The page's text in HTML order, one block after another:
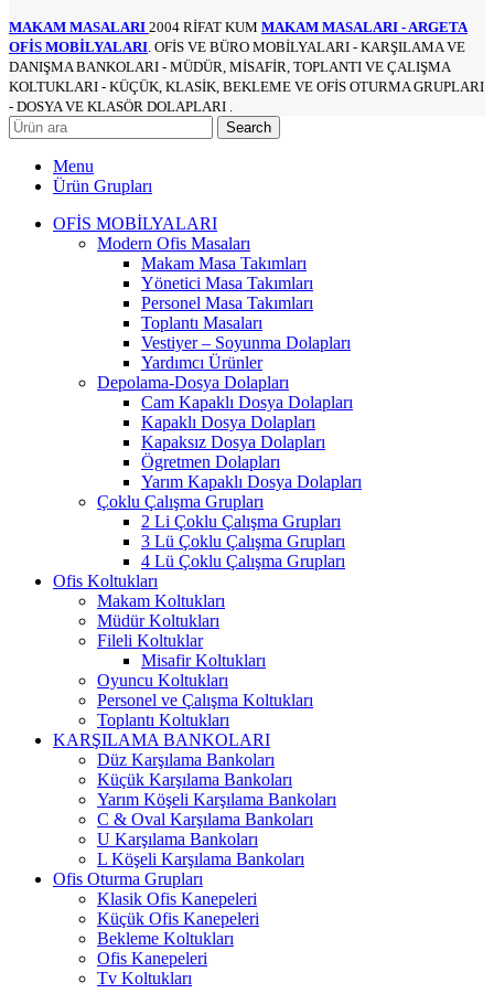
MAKAM MASALARI 2004 RİFAT KUM MAKAM MASALARI - ARGETA
OFİS MOBİLYALARI . OFİS VE BÜRO MOBİLYALARI - KARŞILAMA VE
DANIŞMA BANKOLARI - MÜDÜR, MİSAFİR, TOPLANTI VE ÇALIŞMA
KOLTUKLARI - KÜÇÜK, KLASİK, BEKLEME VE OFİS OTURMA GRUPLARI
- DOSYA VE KLASÖR DOLAPLARI .
Search
Menu
Ürün Grupları
OFİS MOBİLYALARI
Modern Ofis Masaları
Makam Masa Takımları
Yönetici Masa Takımları
Personel Masa Takımları
Toplantı Masaları
Vestiyer – Soyunma Dolapları
Yardımcı Ürünler
Depolama-Dosya Dolapları
Cam Kapaklı Dosya Dolapları
Kapaklı Dosya Dolapları
Kapaksız Dosya Dolapları
Ögretmen Dolapları
Yarım Kapaklı Dosya Dolapları
Çoklu Çalışma Grupları
2 Li Çoklu Çalışma Grupları
3 Lü Çoklu Çalışma Grupları
4 Lü Çoklu Çalışma Grupları
Ofis Koltukları
Makam Koltukları
Müdür Koltukları
Fileli Koltuklar
Misafir Koltukları
Oyuncu Koltukları
Personel ve Çalışma Koltukları
Toplantı Koltukları
KARŞILAMA BANKOLARI
Düz Karşılama Bankoları
Küçük Karşılama Bankoları
Yarım Köşeli Karşılama Bankoları
C & Oval Karşılama Bankoları
U Karşılama Bankoları
L Köşeli Karşılama Bankoları
Ofis Oturma Grupları
Klasik Ofis Kanepeleri
Küçük Ofis Kanepeleri
Bekleme Koltukları
Ofis Kanepeleri
Tv Koltukları